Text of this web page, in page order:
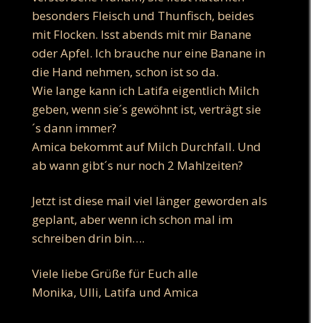
besonders Fleisch und Thunfisch, beides
mit Flocken. Isst abends mit mir Banane
oder Apfel. Ich brauche nur eine Banane in
die Hand nehmen, schon ist so da.
Wie lange kann ich Latifa eigentlich Milch
geben, wenn sie´s gewöhnt ist, verträgt sie
´s dann immer?
Amica bekommt auf Milch Durchfall. Und
ab wann gibt´s nur noch 2 Mahlzeiten?
Jetzt ist diese mail viel länger geworden als
geplant, aber wenn ich schon mal im
schreiben drin bin….
Viele liebe Grüße für Euch alle
Monika, Ulli, Latifa und Amica